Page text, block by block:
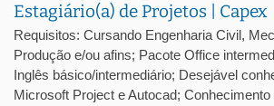
Estagiário(a) de Projetos | Capex
Requisitos: Cursando Engenharia Civil,
Produção e/ou afins; Pacote Office
Inglês básico/intermediário; Desejável
Microsoft Project e Autocad;